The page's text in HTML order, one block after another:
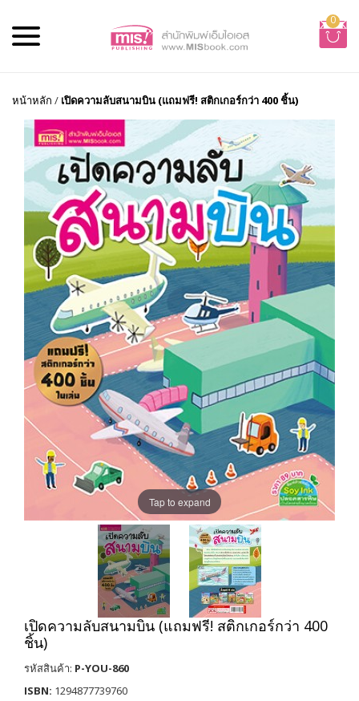
0
หน้าหลัก / เปิดความลับสนามบิน (แถมฟรี! สติกเกอร์กว่า 400 ชิ้น)
Tap to expand
เปิดความลับสนามบิน (แถมฟรี! สติกเกอร์กว่า 400
ชิ้น)
รหัสสินค้า: P-YOU-860
ISBN: 1294877739760